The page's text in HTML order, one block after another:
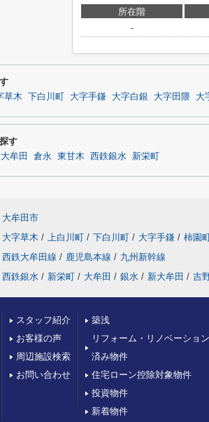
所在階
-
草木 下白川町 大字手鎌 大字白銀 大字田隈 大
す
牟田 倉永 東甘木 西鉄銀水 新栄町
大牟田市
大字草木 / 上白川町 / 下白川町 / 大字手鎌 / 柿園
西鉄大牟田線 / 鹿児島本線 / 九州新幹線
西鉄銀水 / 新栄町 / 大牟田 / 銀水 / 新大牟田 / 吉
スタッフ紹介
お客様の声
周辺施設検索
お問い合わせ
築浅
リフォーム・リノベーション
済み物件
住宅ローン控除対象物件
投資物件
新着物件